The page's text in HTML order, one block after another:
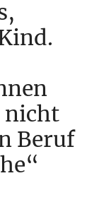
nicht
Beruf